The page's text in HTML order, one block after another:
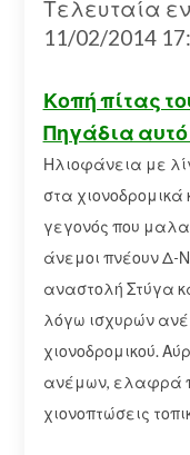
Τελευταία
11/02/2014
Κοπή πίτας
Πηγάδια
Ηλιοφάνεια με
στα
γεγονός που
άνεμοι πνέουν Δ-
αναστολή Στύγα
λόγω ισχυρών
χιονοδρομικού.
ανέμων, ελαφρά
χιονοπτώσεις